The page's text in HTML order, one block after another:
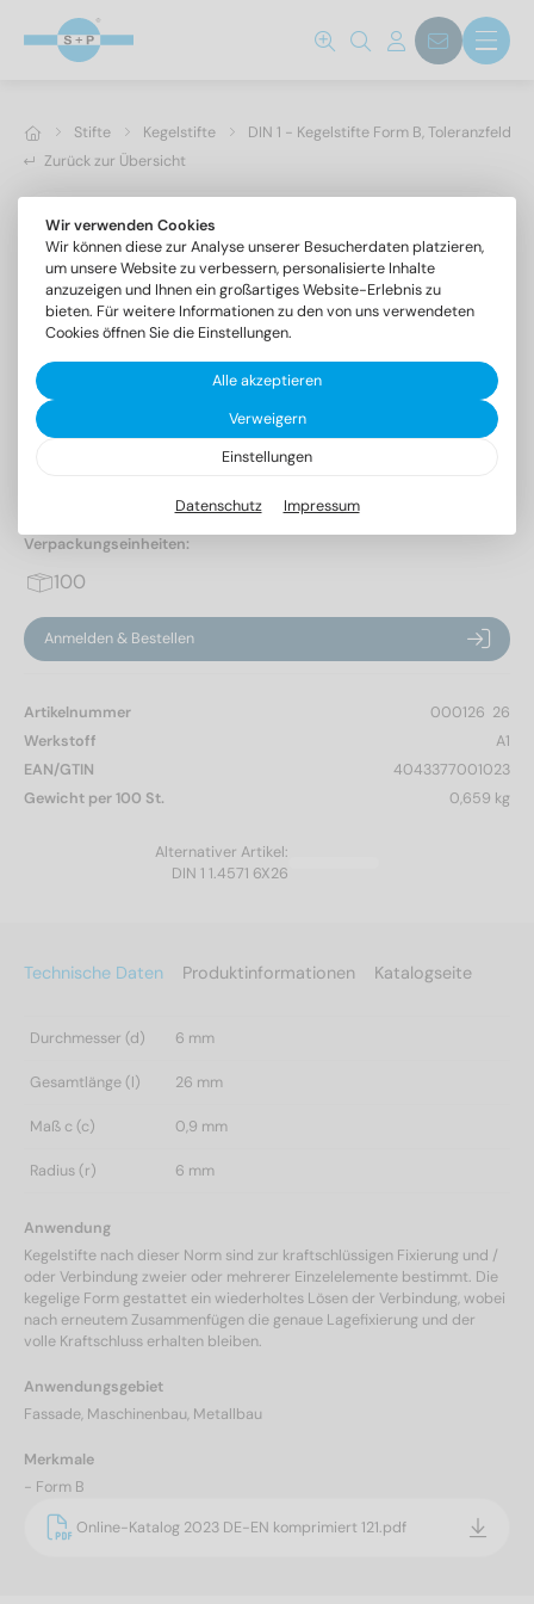
Stifte Kegelstifte
DIN 1 - Kegelstifte Form B, Toleranzfeld
Zurück zur Übersicht
Kegelstifte Form B, Toleranzfeld h10
Verpackungseinheiten:
100
Anmelden & Bestellen
Artikelnummer
000126  26
Werkstoff
A1
EAN/GTIN
4043377001023
Gewicht per 100 St.
0,659 kg
Alternativer Artikel:
DIN 1 1.4571 6X26
Technische Daten Produktinformationen Katalogseite
Durchmesser (d) 6 mm
Gesamtlänge (l) 26 mm
Maß c (c) 0,9 mm
Radius (r) 6 mm
Anwendung
Kegelstifte nach dieser Norm sind zur kraftschlüssigen Fixierung und /
oder Verbindung zweier oder mehrerer Einzelelemente bestimmt. Die
kegelige Form gestattet ein wiederholtes Lösen der Verbindung, wobei
nach erneutem Zusammenfügen die genaue Lagefixierung und der
volle Kraftschluss erhalten bleiben.
Anwendungsgebiet
Fassade, Maschinenbau, Metallbau
Merkmale
- Form B
Online-Katalog 2023 DE-EN komprimiert 121.pdf
Wir verwenden Cookies
Wir können diese zur Analyse unserer Besucherdaten platzieren,
um unsere Website zu verbessern, personalisierte Inhalte
anzuzeigen und Ihnen ein großartiges Website-Erlebnis zu
bieten. Für weitere Informationen zu den von uns verwendeten
Cookies öffnen Sie die Einstellungen.
Alle akzeptieren
Verweigern
Einstellungen
Datenschutz Impressum